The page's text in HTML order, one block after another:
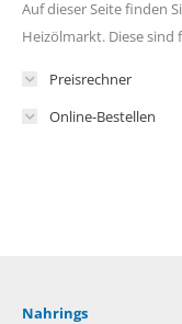
Auf dieser Seite finden
Heizölmarkt. Diese sind
Preisrechner
Online-Bestellen
Nahrings